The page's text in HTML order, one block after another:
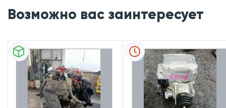
Возможно вас заинтересует